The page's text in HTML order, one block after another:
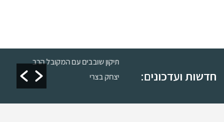
חדשות ועדכונים:
תיקון שובבים עם המקובל הרב
יצחק בצרי